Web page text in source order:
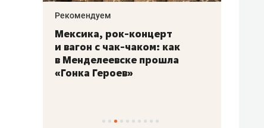
Рекомендуем
Мексика, рок-концерт
и вагон с чак-чаком: как
в Менделеевске прошла
«Гонка Героев»